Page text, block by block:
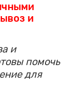
и
и
помочь
для